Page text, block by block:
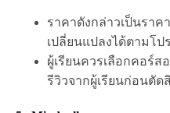
ราคาดังกล่าวเป็นรา
เปลี่ยนแปลงได้ตามโป
ผู้เรียนควรเลือกคอร์
รีวิวจากผู้เรียนก่อนตัด